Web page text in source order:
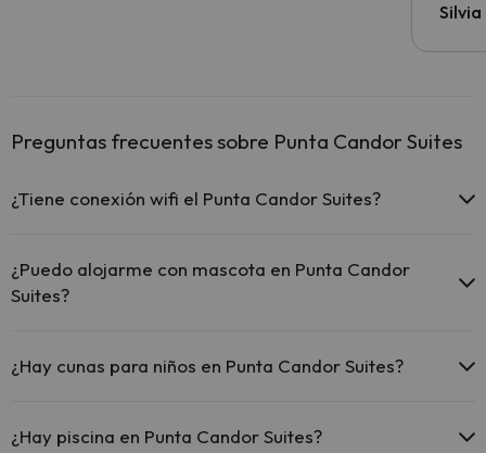
Preguntas frecuentes sobre Punta Candor Suites
¿Tiene conexión wifi el Punta Candor Suites?
comunes.
El Punta Candor Suites dispone de Wi-Fi.
¿Puedo alojarme con mascota en Punta Candor
Suites?
petición). Consulta las condiciones.
¿Hay cunas para niños en Punta Candor Suites?
(solicítalo antes de iniciar tu viaje).
¿Hay piscina en Punta Candor Suites?